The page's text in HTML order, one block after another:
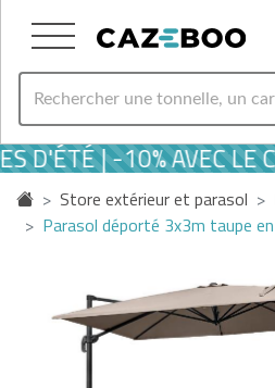
D'ÉTÉ | -10% AVEC LE
Store extérieur et parasol
Parasol déporté 3x3m taupe